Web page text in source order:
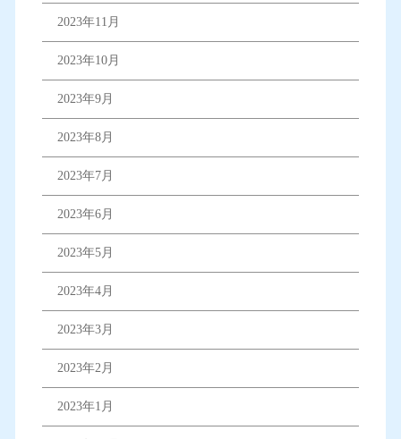
2023年11月
2023年10月
2023年9月
2023年8月
2023年7月
2023年6月
2023年5月
2023年4月
2023年3月
2023年2月
2023年1月